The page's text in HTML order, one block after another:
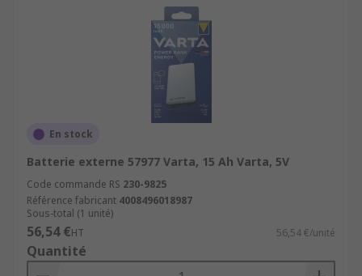
En stock
Batterie externe 57977 Varta, 15 Ah Varta, 5V
Code commande RS 230-9825
Référence fabricant 4008496018987
Sous-total (1 unité)
56,54 €HT 56,54 €/unité
Quantité